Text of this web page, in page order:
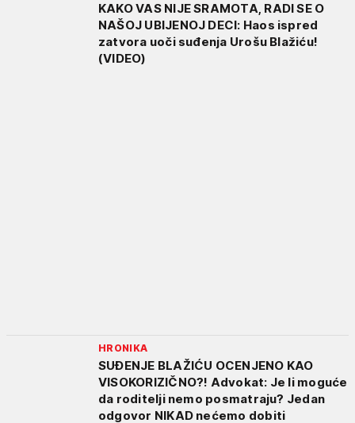
KAKO VAS NIJE SRAMOTA, RADI SE O
NAŠOJ UBIJENOJ DECI: Haos ispred
zatvora uoči suđenja Urošu Blažiću!
(VIDEO)
HRONIKA
SUĐENJE BLAŽIĆU OCENJENO KAO
VISOKORIZIČNO?! Advokat: Je li moguće
da roditelji nemo posmatraju? Jedan
odgovor NIKAD nećemo dobiti